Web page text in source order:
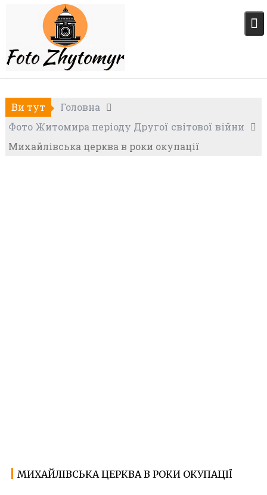
Ви тут
Головна
Фото Житомира періоду Другої світової війни
Михайлівська церква в роки окупації
27.11.2022
Ф
МИХАЙЛІВСЬКА ЦЕРКВА В РОКИ ОКУПАЦІЇ